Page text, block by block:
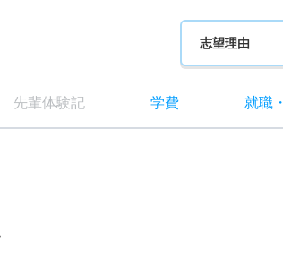
志望理由
先輩体験記 学費 就職・